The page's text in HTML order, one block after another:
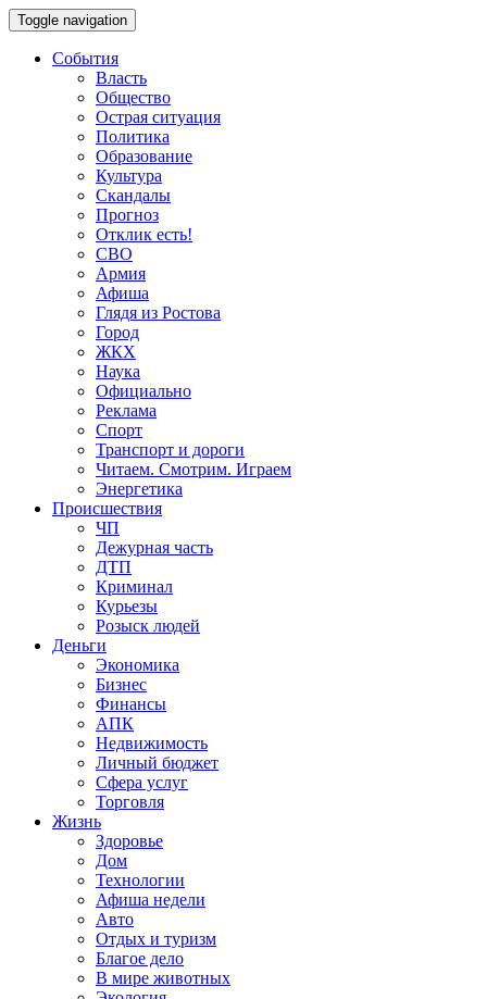
Toggle navigation
События
Власть
Общество
Острая ситуация
Политика
Образование
Культура
Скандалы
Прогноз
Отклик есть!
СВО
Армия
Афиша
Глядя из Ростова
Город
ЖКХ
Наука
Официально
Реклама
Спорт
Транспорт и дороги
Читаем. Смотрим. Играем
Энергетика
Происшествия
ЧП
Дежурная часть
ДТП
Криминал
Курьезы
Розыск людей
Деньги
Экономика
Бизнес
Финансы
АПК
Недвижимость
Личный бюджет
Сфера услуг
Торговля
Жизнь
Здоровье
Дом
Технологии
Афиша недели
Авто
Отдых и туризм
Благое дело
В мире животных